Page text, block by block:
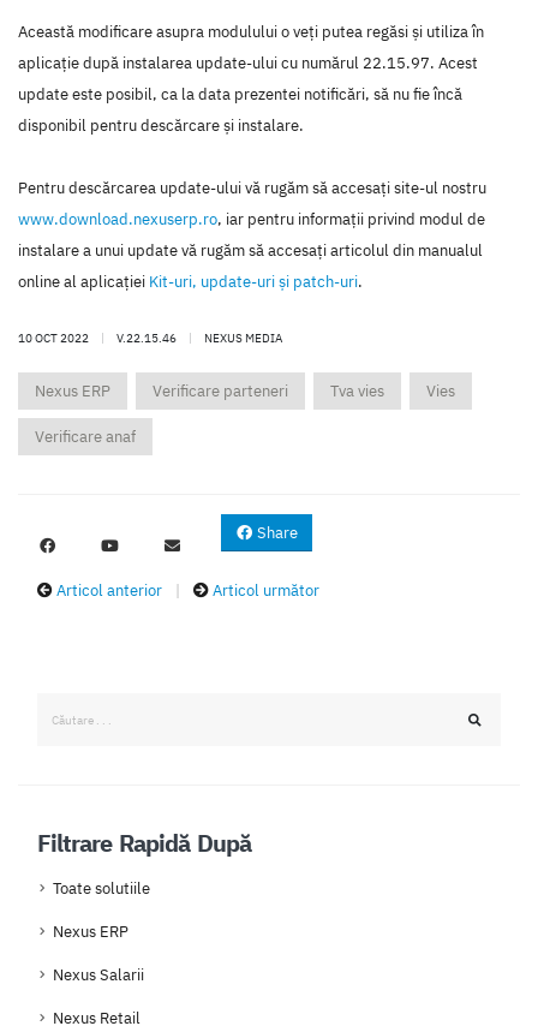
Această modificare asupra modulului o veţi putea regăsi şi utiliza în
aplicaţie după instalarea update-ului cu numărul 22.15.97. Acest
update este posibil, ca la data prezentei notificări, să nu fie încă
disponibil pentru descărcare şi instalare.
Pentru descărcarea update-ului vă rugăm să accesaţi site-ul nostru
www.download.nexuserp.ro, iar pentru informaţii privind modul de
instalare a unui update vă rugăm să accesaţi articolul din manualul
online al aplicaţiei Kit-uri, update-uri şi patch-uri.
10 OCT 2022 | V.22.15.46 | NEXUS MEDIA
Nexus ERP Verificare parteneri Tva vies Vies
Verificare anaf
Share
Articol anterior | Articol următor
Filtrare Rapidă După
Toate solutiile
Nexus ERP
Nexus Salarii
Nexus Retail